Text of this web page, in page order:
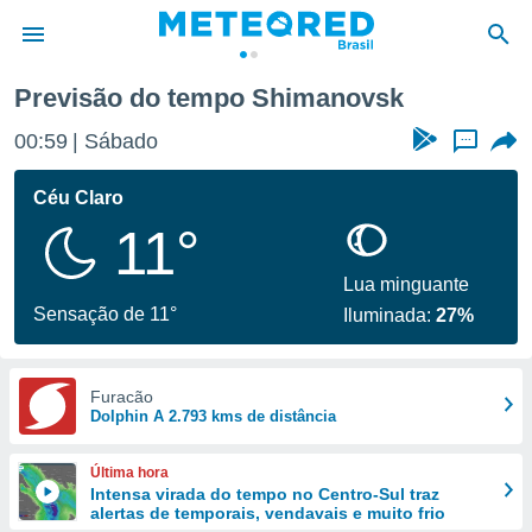
da
fornecidas
a este
das
e
forma
digital
Previsão do tempo Shimanovsk
00:59 Sábado ...
Céu Claro
11°
Sensação de 11°
Lua minguante
Iluminada:27%
Furacão
Dolphin A 2.793 kms de distância
Última hora
Intensa virada do tempo no Centro-Sul traz
alertas de temporais, vendavais e muito frio